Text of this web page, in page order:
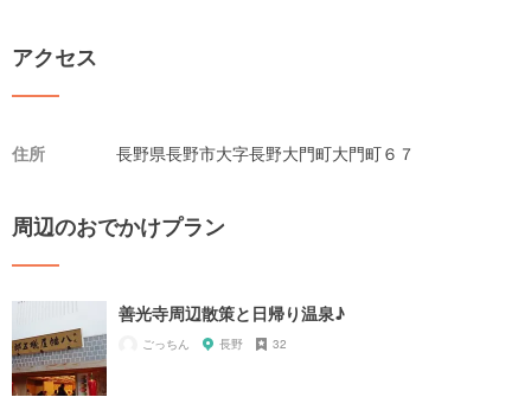
アクセス
住所 長野県長野市大字長野大門町大門町６７
周辺のおでかけプラン
善光寺周辺散策と日帰り温泉♪
ごっちん 長野 32